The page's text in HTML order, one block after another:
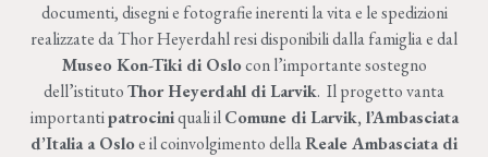
documenti, disegni e fotografie inerenti la vita e le spedizioni
realizzate da Thor Heyerdahl resi disponibili dalla famiglia e dal
Museo Kon-Tiki di Oslocon l’importante sostegno
dell’istitutoThor Heyerdahl di Larvik. Il progetto vanta
importantipatrociniquali ilComune di Larvik, l’Ambasciata
d’Italia a Osloe il coinvolgimento dellaReale Ambasciata di